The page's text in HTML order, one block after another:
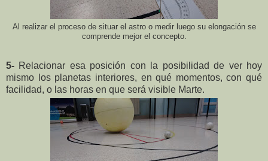
Al realizar el proceso de situar el astro o medir luego su elongación se
comprende mejor el concepto.
5- Relacionar esa posición con la posibilidad de ver hoy
mismo los planetas interiores, en qué momentos, con qué
facilidad, o las horas en que será visible Marte.